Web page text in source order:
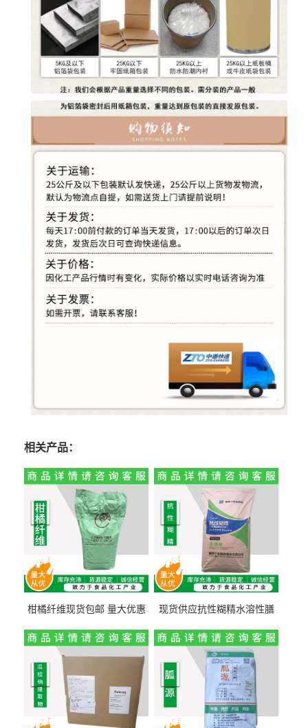
相关产品：
柑橘纤维现货包邮 量大优惠
现货供应抗性糊精水溶性膳
量1kg包邮